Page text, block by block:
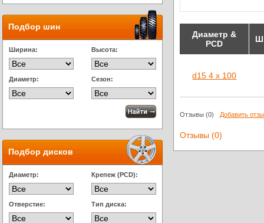
Подбор шин
Ширина: Высота:
Диаметр: Сезон:
Подбор дисков
Диаметр: Крепеж (PCD):
Отверстие: Тип диска:
Диаметр &
PCD
d15 4 x 100
Отзывы (0) Добавить
Отзывы (0)